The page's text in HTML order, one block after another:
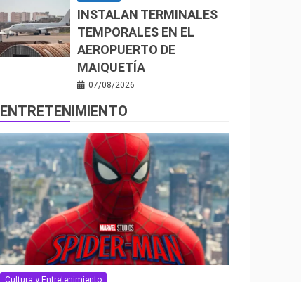
INSTALAN TERMINALES
TEMPORALES EN EL
AEROPUERTO DE
MAIQUETÍA
07/08/2026
ENTRETENIMIENTO
Cultura y Entretenimiento